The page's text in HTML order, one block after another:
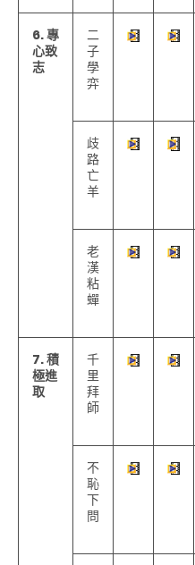
6. 專
心致
志
二
子
學
弈
歧
路
亡
羊
老
漢
粘
蟬
7. 積
極進
取
千
里
拜
師
不
恥
下
問